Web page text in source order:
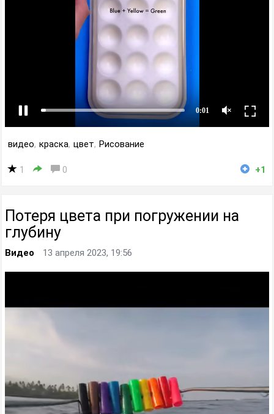
видео, краска, цвет, Рисование
1 0 +1
Потеря цвета при погружении на
глубину
Видео 13 апреля 2023, 19:56